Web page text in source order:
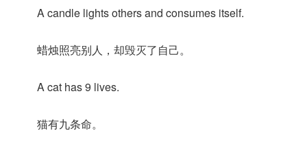
A candle lights others and consumes itself.
蜡烛照亮别人，却毁灭了自己。
A cat has 9 lives.
猫有九条命。